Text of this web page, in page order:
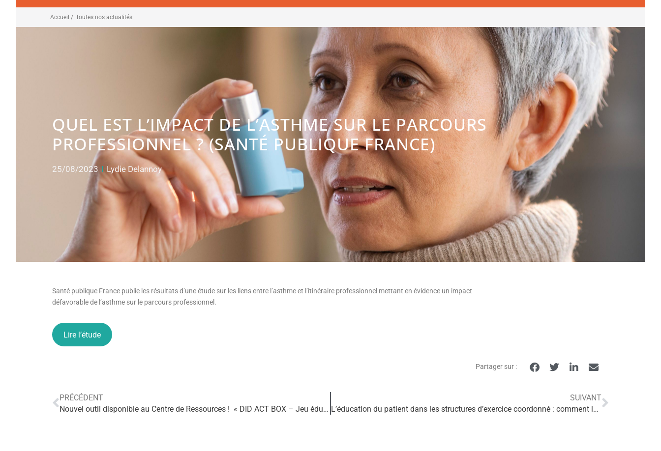
Accueil / Toutes nos actualités
QUEL EST L’IMPACT DE L’ASTHME SUR LE PARCOURS
PROFESSIONNEL ? (SANTÉ PUBLIQUE FRANCE)
25/08/2023 Lydie Delannoy
Santé publique France publie les résultats d’une étude sur les liens entre l’asthme et l’itinéraire professionnel mettant en évidence un impact
défavorable de l’asthme sur le parcours professionnel.
Lire l’étude
Partager sur :
PRÉCÉDENT
Nouvel outil disponible au Centre de Ressources ! « DID ACT BOX – Jeu éducatif sur la gestion du diabète »
SUIVANT
L’éducation du patient dans les structures d’exercice coordonné : comment la développer ? (CRES PACA)